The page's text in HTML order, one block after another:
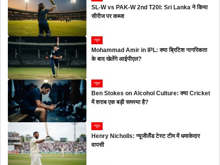
SL-W vs PAK-W 2nd T20I: Sri Lanka ने किया
सीरीज पर कब्जा
न्यूज
Mohammad Amir in IPL: क्या ब्रिटिश नागरिकता
के बाद खेलेंगे आईपीएल?
न्यूज
Ben Stokes on Alcohol Culture: क्या Cricket
में शराब एक बड़ी समस्या है?
न्यूज
Henry Nicholls: न्यूजीलैंड टेस्ट टीम में धमाकेदार
वापसी